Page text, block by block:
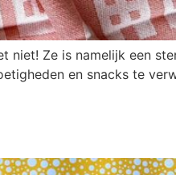
niet! Ze is namelijk een
en snacks te